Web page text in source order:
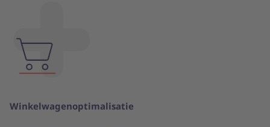
Winkelwagenoptimalisatie